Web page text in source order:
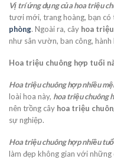
Vị trí ứng dụng của hoa triệu
tươi mới, trang hoàng, bạn có
phòng. Ngoài ra, cây hoa
như sân vườn, ban công, hành
Hoa triệu chuông hợp tuổi
Hoa triệu chuông hợp nhiều
loài hoa này, hoa triệu chuông
nên trồng cây hoa triệu
sự nghiệp.
Hoa triệu chuông hợp nhiều
làm đẹp không gian với